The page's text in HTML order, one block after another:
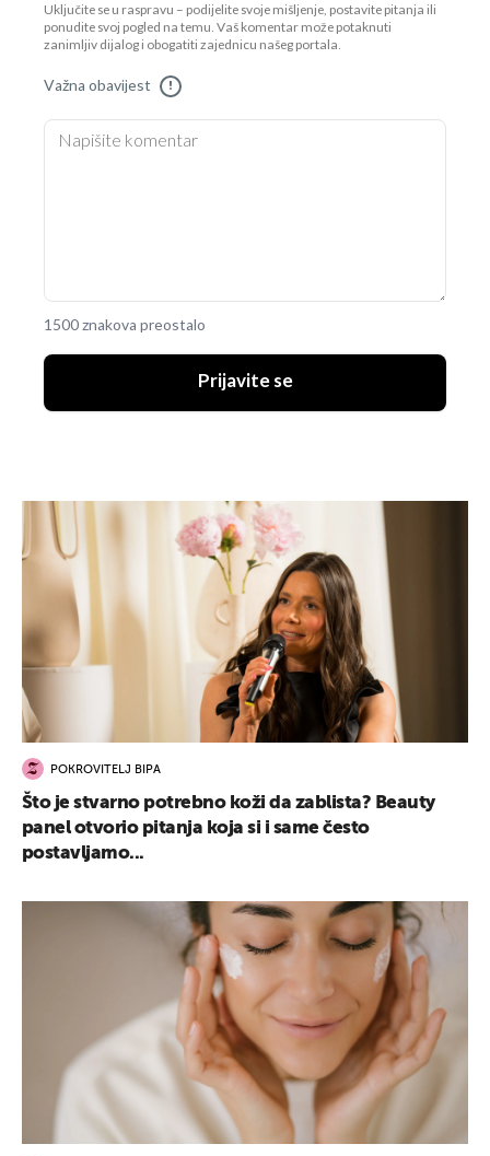
Uključite se u raspravu – podijelite svoje mišljenje, postavite pitanja ili
ponudite svoj pogled na temu. Vaš komentar može potaknuti
zanimljiv dijalog i obogatiti zajednicu našeg portala.
Važna obavijest !
1500 znakova preostalo
Prijavite se
POKROVITELJ BIPA
Što je stvarno potrebno koži da zablista? Beauty
panel otvorio pitanja koja si i same često
postavljamo...